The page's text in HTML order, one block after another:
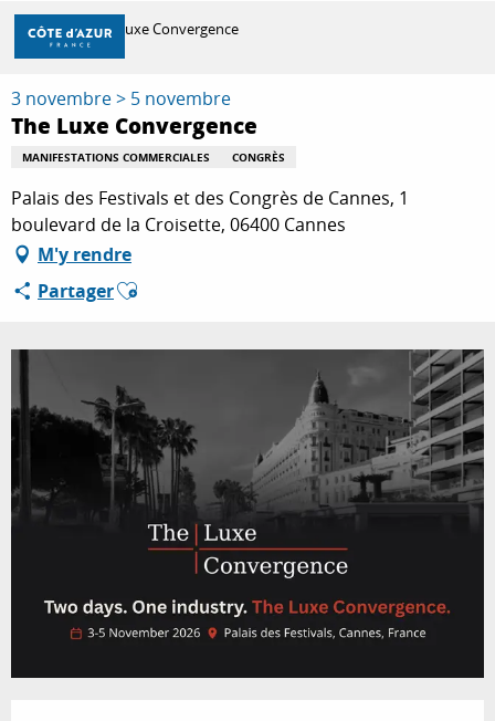
Aller
contenu
principal
DÉCOUVRIR
À FAIRE
SÉJOURNER
Accueil The Luxe Convergence
3 novembre > 5 novembre
The Luxe Convergence
MANIFESTATIONS COMMERCIALES CONGRÈS
Palais des Festivals et des Congrès de Cannes, 1
boulevard de la Croisette, 06400 Cannes
M'y rendre
PartagerAjouter aux favoris